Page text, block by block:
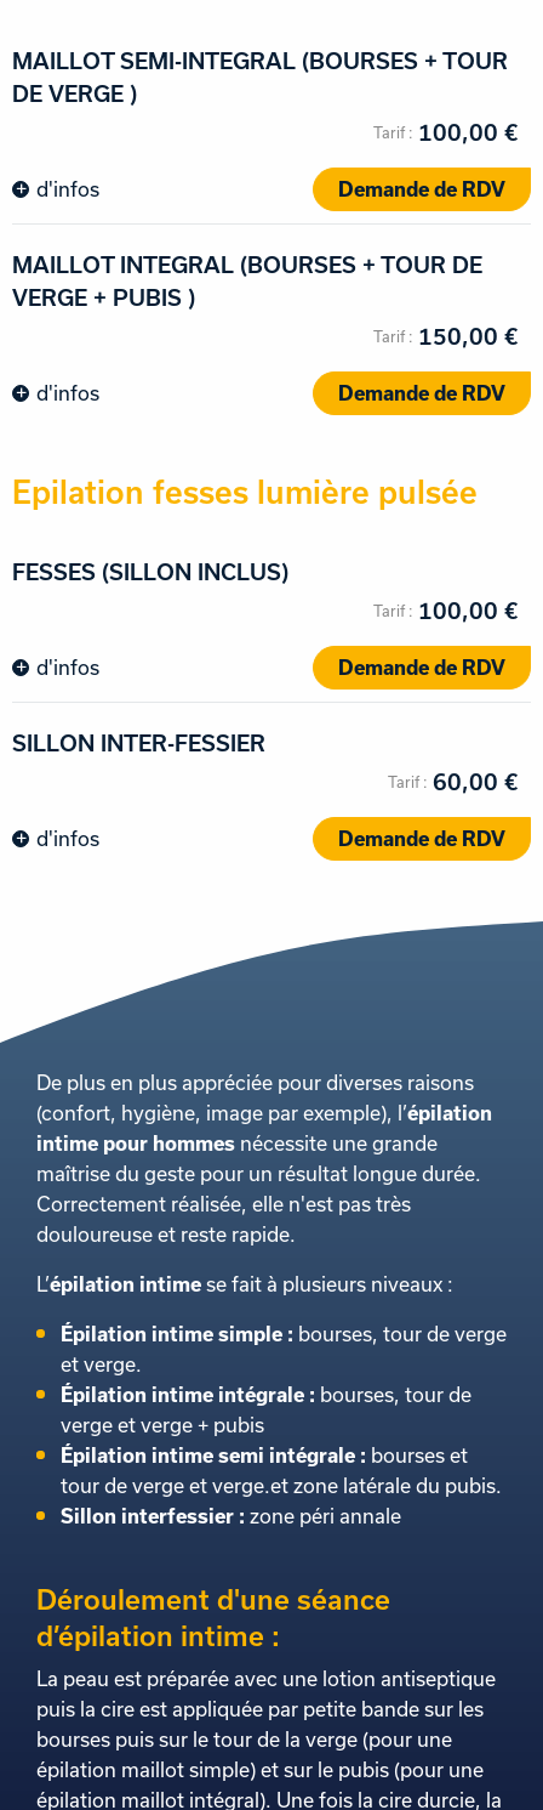
MAILLOT SEMI-INTEGRAL (BOURSES + TOUR
DE VERGE )
100,00 €
d'infos Demande de RDV
MAILLOT INTEGRAL (BOURSES + TOUR DE
VERGE + PUBIS )
150,00 €
d'infos Demande de RDV
Epilation fesses lumière pulsée
FESSES (SILLON INCLUS)
100,00 €
d'infos Demande de RDV
SILLON INTER-FESSIER
60,00 €
d'infos Demande de RDV
De plus en plus appréciée pour diverses raisons
(confort, hygiène, image par exemple), l’épilation
intime pour hommes nécessite une grande
maîtrise du geste pour un résultat longue durée.
Correctement réalisée, elle n'est pas très
douloureuse et reste rapide.
L’épilation intime se fait à plusieurs niveaux :
Épilation intime simple : bourses, tour de verge
et verge.
Épilation intime intégrale : bourses, tour de
verge et verge + pubis
Épilation intime semi intégrale : bourses et
tour de verge et verge.et zone latérale du pubis.
Sillon interfessier : zone péri annale
Déroulement d'une séance
d’épilation intime :
La peau est préparée avec une lotion antiseptique
puis la cire est appliquée par petite bande sur les
bourses puis sur le tour de la verge (pour une
épilation maillot simple) et sur le pubis (pour une
épilation maillot intégral). Une fois la cire durcie, la